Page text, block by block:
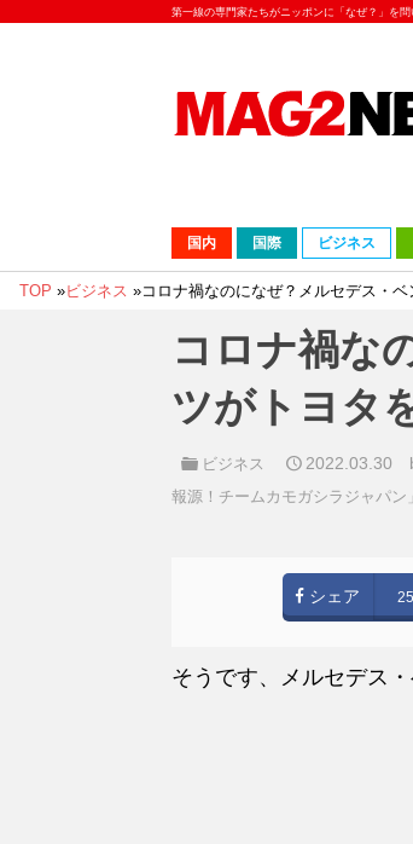
第一線の専門家たちがニッポンに「なぜ？」を問
国内 国際 ビジネス
TOP »ビジネス »コロナ禍なのになぜ？メルセデス・
コロナ禍な
ツがトヨタ
ビジネス 2022.03.30
報源！チームカモガシラジャパン
シェア 25
そうです、メルセデス